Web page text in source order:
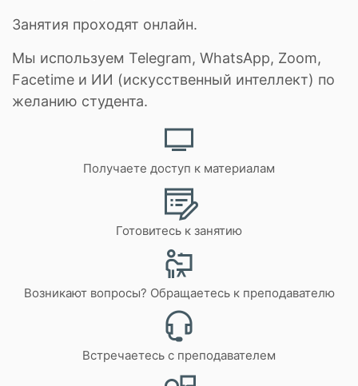
Занятия проходят онлайн.
Мы используем Telegram, WhatsApp, Zoom,
Facetime и ИИ (искусственный интеллект) по
желанию студента.
Получаете доступ к материалам
Готовитесь к занятию
Возникают вопросы? Обращаетесь к преподавателю
Встречаетесь с преподавателем